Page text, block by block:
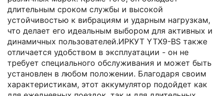
длительным сроком службы и высокой
устойчивостью к вибрациям и ударным нагрузкам,
что делает его идеальным выбором для активных и
динамичных пользователей.ИРКУТ YTX9-BS также
отличается удобством в эксплуатации - он не
требует специального обслуживания и может быть
установлен в любом положении. Благодаря своим
характеристикам, этот аккумулятор подойдет как